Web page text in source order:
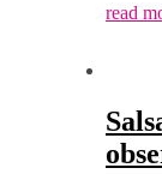
read